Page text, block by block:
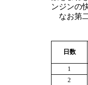
ンジンの
なお第
日数
1
2